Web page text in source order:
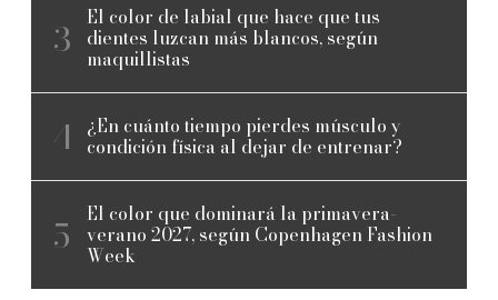
El color de labial que hace que tus
dientes luzcan más blancos, según
maquillistas
¿En cuánto tiempo pierdes músculo y
condición física al dejar de entrenar?
El color que dominará la primavera-
verano 2027, según Copenhagen Fashion
Week